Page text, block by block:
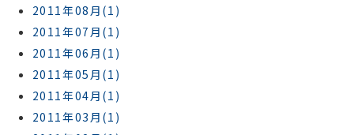
2011年08月(1)
2011年07月(1)
2011年06月(1)
2011年05月(1)
2011年04月(1)
2011年03月(1)